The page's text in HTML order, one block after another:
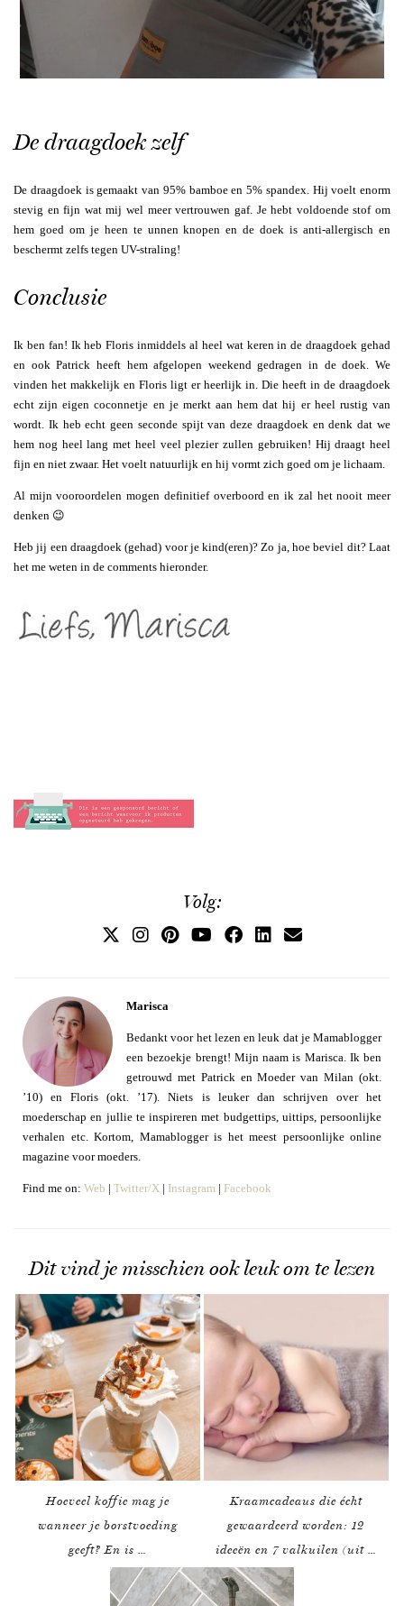
De draagdoek zelf
De draagdoek is gemaakt van 95% bamboe en 5% spandex. Hij voelt enorm
stevig en fijn wat mij wel meer vertrouwen gaf. Je hebt voldoende stof om
hem goed om je heen te unnen knopen en de doek is anti-allergisch en
beschermt zelfs tegen UV-straling!
Conclusie
Ik ben fan! Ik heb Floris inmiddels al heel wat keren in de draagdoek gehad
en ook Patrick heeft hem afgelopen weekend gedragen in de doek. We
vinden het makkelijk en Floris ligt er heerlijk in. Die heeft in de draagdoek
echt zijn eigen coconnetje en je merkt aan hem dat hij er heel rustig van
wordt. Ik heb echt geen seconde spijt van deze draagdoek en denk dat we
hem nog heel lang met heel veel plezier zullen gebruiken! Hij draagt heel
fijn en niet zwaar. Het voelt natuurlijk en hij vormt zich goed om je lichaam.
Al mijn vooroordelen mogen definitief overboord en ik zal het nooit meer
denken 😉
Heb jij een draagdoek (gehad) voor je kind(eren)? Zo ja, hoe beviel dit? Laat
het me weten in de comments hieronder.
Volg:
Marisca
Bedankt voor het lezen en leuk dat je Mamablogger
een bezoekje brengt! Mijn naam is Marisca. Ik ben
getrouwd met Patrick en Moeder van Milan (okt.
’10) en Floris (okt. ’17). Niets is leuker dan schrijven over het
moederschap en jullie te inspireren met budgettips, uittips, persoonlijke
verhalen etc. Kortom, Mamablogger is het meest persoonlijke online
magazine voor moeders.
Find me on: Web | Twitter/X | Instagram | Facebook
Dit vind je misschien ook leuk om te lezen
Hoeveel koffie mag je
wanneer je borstvoeding
geeft? En is …
Kraamcadeaus die écht
gewaardeerd worden: 12
ideeën en 7 valkuilen (uit …